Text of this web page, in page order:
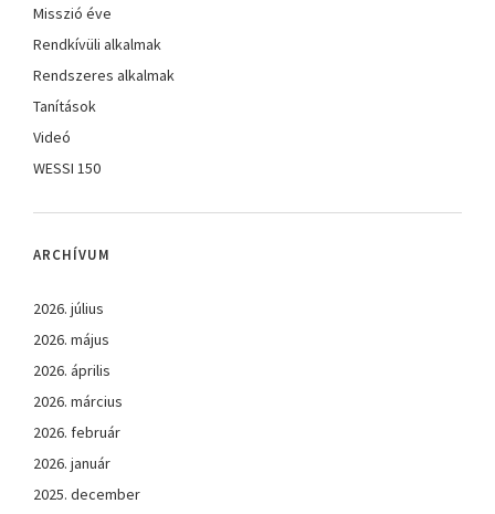
Misszió éve
Rendkívüli alkalmak
Rendszeres alkalmak
Tanítások
Videó
WESSI 150
ARCHÍVUM
2026. július
2026. május
2026. április
2026. március
2026. február
2026. január
2025. december